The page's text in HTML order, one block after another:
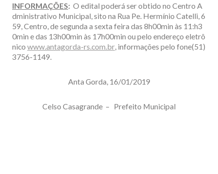
INFORMAÇÕES: O edital poderá ser obtido no Centro A
dministrativo Municipal, sito na Rua Pe. Hermínio Catelli, 6
59, Centro, de segunda a sexta feira das 8h00min às 11:h3
0min e das 13h00min às 17h00min ou pelo endereço eletrô
nico www.antagorda-rs.com.br , informações pelo fone(51)
3756-1149.
Anta Gorda, 16/01/2019
Celso Casagrande – Prefeito Municipal